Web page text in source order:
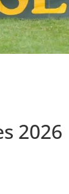
2026